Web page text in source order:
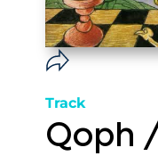
Track
Qoph